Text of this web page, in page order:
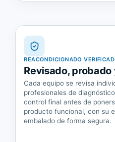
REACONDICIONADO
Revisado,
Cada equipo se revisa
profesionales de
control final antes de
producto funcional, con su
embalado de forma segura.